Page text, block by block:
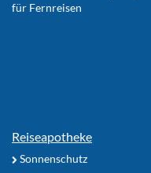
für Fernreisen
Reiseapotheke
Sonnenschutz